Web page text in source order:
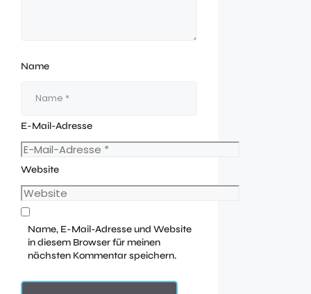
Name
E-Mail-Adresse
Website
Name, E-Mail-Adresse und Website
in diesem Browser für meinen
nächsten Kommentar speichern.